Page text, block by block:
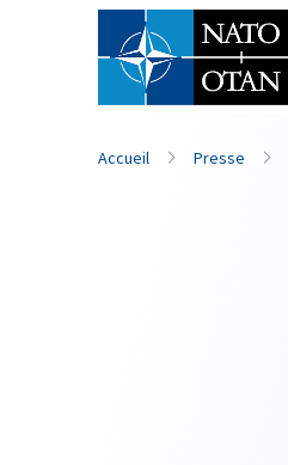
Nom de famille*
Accueil Presse